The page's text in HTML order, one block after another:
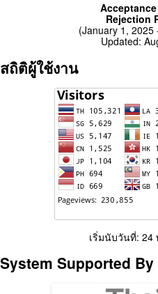
Acceptance
Rejection
(January 1, 2025
Updated:
สถิติผู้ใช้งาน
เริ่มนับวันที่: 24
System Supported By